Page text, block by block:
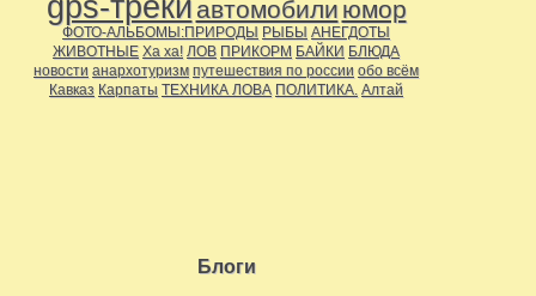
gps-треки автомобили юмор
ФОТО-АЛЬБОМЫ:ПРИРОДЫ РЫБЫ АНЕГДОТЫ
ЖИВОТНЫЕ Ха ха! ЛОВ ПРИКОРМ БАЙКИ БЛЮДА
новости анархотуризм путешествия по россии обо всём
Кавказ Карпаты ТЕХНИКА ЛОВА ПОЛИТИКА. Алтай
Блоги